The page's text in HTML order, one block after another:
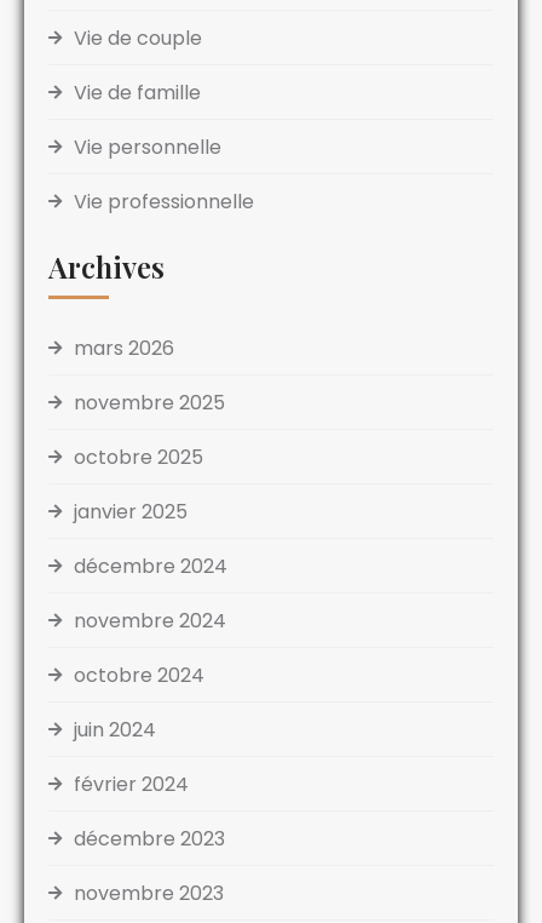
Vie de couple
Vie de famille
Vie personnelle
Vie professionnelle
Archives
mars 2026
novembre 2025
octobre 2025
janvier 2025
décembre 2024
novembre 2024
octobre 2024
juin 2024
février 2024
décembre 2023
novembre 2023